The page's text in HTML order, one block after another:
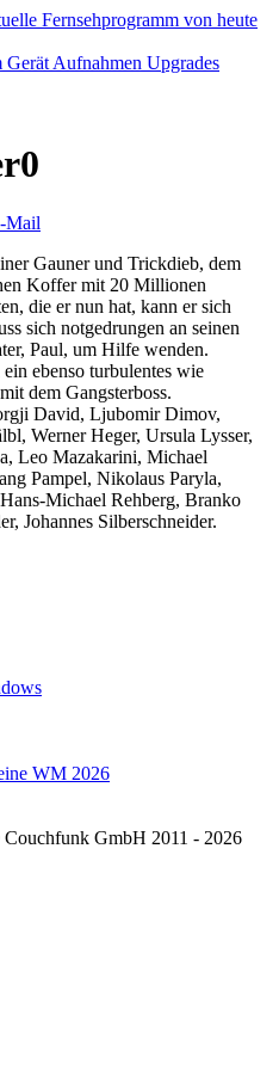
Gerät Aufnahmen Upgrades
Mail
Gauner und Trickdieb, dem
Koffer mit 20 Millionen
die er nun hat, kann er sich
sich notgedrungen an seinen
Paul, um Hilfe wenden.
ebenso turbulentes wie
dem Gangsterboss.
David, Ljubomir Dimov,
Werner Heger, Ursula Lysser,
Leo Mazakarini, Michael
Pampel, Nikolaus Paryla,
Michael Rehberg, Branko
Johannes Silberschneider.
WM 2026
GmbH 2011 - 2026